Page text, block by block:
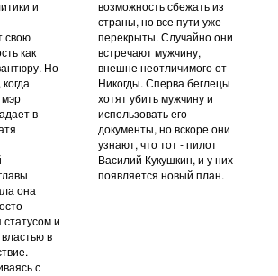
и
свою
как
Но
в
она
и
в
с
возможность сбежать из
страны, но все пути уже
перекрыты. Случайно они
встречают мужчину,
внешне неотличимого от
Никогды. Сперва беглецы
хотят убить мужчину и
использовать его
документы, но вскоре они
узнают, что тот - пилот
Василий Кукушкин, и у них
появляется новый план.